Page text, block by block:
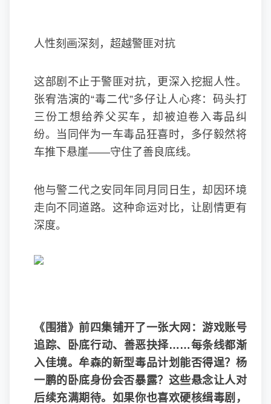
人性刻画深刻，超越警匪对抗
这部剧不止于警匪对抗，更深入挖掘人性。
张宥浩演的“毒二代”多仔让人心疼：码头打
三份工想给养父买车，却被迫卷入毒品纠
纷。当同伴为一车毒品狂喜时，多仔毅然将
车推下悬崖——守住了善良底线。
他与警二代之安同年同月同日生，却因环境
走向不同道路。这种命运对比，让剧情更有
深度。
《围猎》前四集铺开了一张大网：游戏账号
追踪、卧底行动、善恶抉择……每条线都渐
入佳境。牟森的新型毒品计划能否得逞？杨
一鹏的卧底身份会否暴露？这些悬念让人对
后续充满期待。如果你也喜欢硬核缉毒剧，